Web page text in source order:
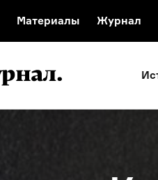
Материалы Журнал
Видеоистория русской